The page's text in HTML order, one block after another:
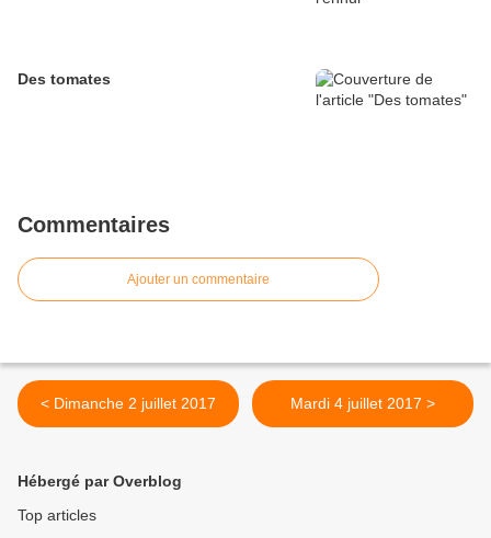
Des tomates
Commentaires
Ajouter un commentaire
< Dimanche 2 juillet 2017 Mardi 4 juillet 2017 >
Hébergé par Overblog
Top articles